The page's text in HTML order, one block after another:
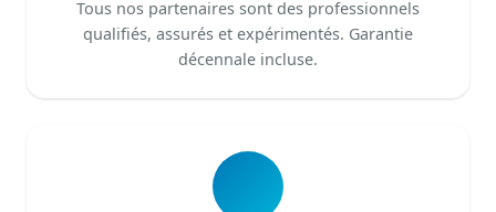
Tous nos partenaires sont des professionnels
qualifiés, assurés et expérimentés. Garantie
décennale incluse.